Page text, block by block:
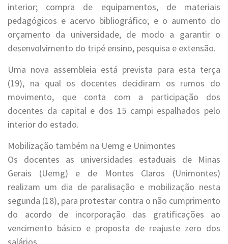
interior; compra de equipamentos, de materiais
pedagógicos e acervo bibliográfico; e o aumento do
orçamento da universidade, de modo a garantir o
desenvolvimento do tripé ensino, pesquisa e extensão.
Uma nova assembleia está prevista para esta terça
(19), na qual os docentes decidiram os rumos do
movimento, que conta com a participação dos
docentes da capital e dos 15 campi espalhados pelo
interior do estado.
Mobilização também na Uemg e Unimontes
Os docentes as universidades estaduais de Minas
Gerais (Uemg) e de Montes Claros (Unimontes)
realizam um dia de paralisação e mobilização nesta
segunda (18), para protestar contra o não cumprimento
do acordo de incorporação das gratificações ao
vencimento básico e proposta de reajuste zero dos